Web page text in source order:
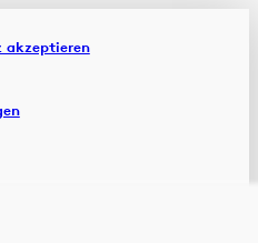
akzeptieren
Dossiers